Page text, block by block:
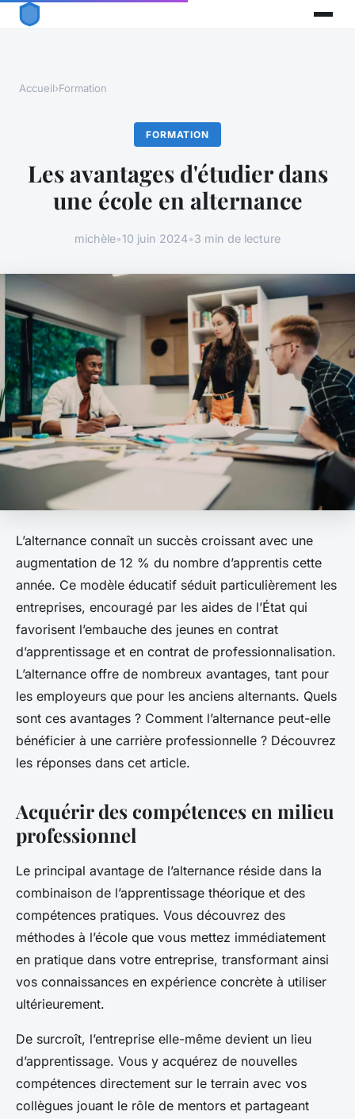
Accueil›Formation
FORMATION
Les avantages d'étudier dans
une école en alternance
michèle•10 juin 2024•3 min de lecture
L’alternance connaît un succès croissant avec une
augmentation de 12 % du nombre d’apprentis cette
année. Ce modèle éducatif séduit particulièrement les
entreprises, encouragé par les aides de l’État qui
favorisent l’embauche des jeunes en contrat
d’apprentissage et en contrat de professionnalisation.
L’alternance offre de nombreux avantages, tant pour
les employeurs que pour les anciens alternants. Quels
sont ces avantages ? Comment l’alternance peut-elle
bénéficier à une carrière professionnelle ? Découvrez
les réponses dans cet article.
Acquérir des compétences en milieu
professionnel
Le principal avantage de l’alternance réside dans la
combinaison de l’apprentissage théorique et des
compétences pratiques. Vous découvrez des
méthodes à l’école que vous mettez immédiatement
en pratique dans votre entreprise, transformant ainsi
vos connaissances en expérience concrète à utiliser
ultérieurement.
De surcroît, l’entreprise elle-même devient un lieu
d’apprentissage. Vous y acquérez de nouvelles
compétences directement sur le terrain avec vos
collègues jouant le rôle de mentors et partageant